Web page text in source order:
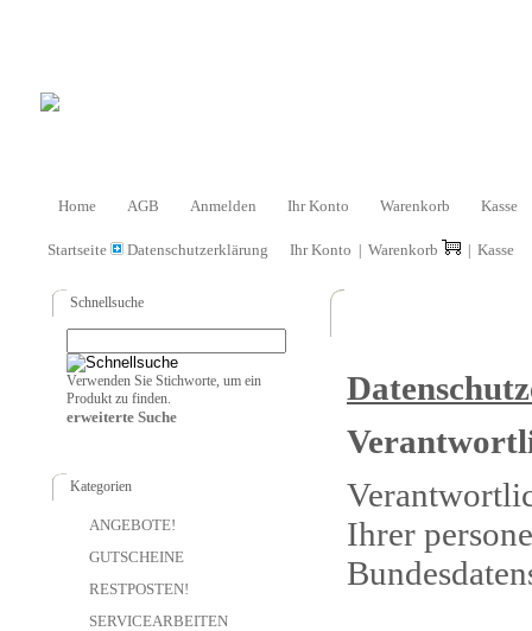
Home AGB Anmelden Ihr Konto Warenkorb Kasse
Startseite Datenschutzerklärung Ihr Konto Warenkorb Kasse
Schnellsuche
Verwenden Sie Stichworte, um ein
Produkt zu finden.
erweiterte Suche
Kategorien
ANGEBOTE!
GUTSCHEINE
RESTPOSTEN!
SERVICEARBEITEN
Ihrer